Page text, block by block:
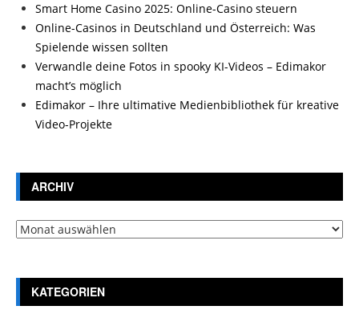
Smart Home Casino 2025: Online-Casino steuern
Online-Casinos in Deutschland und Österreich: Was
Spielende wissen sollten
Verwandle deine Fotos in spooky KI-Videos – Edimakor
macht’s möglich
Edimakor – Ihre ultimative Medienbibliothek für kreative
Video-Projekte
ARCHIV
Archiv
KATEGORIEN